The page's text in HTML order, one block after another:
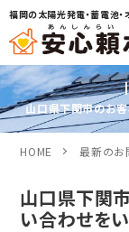
福岡の太陽光発電・蓄電池・
山口県下関市のお
HOME 最新のお
山口県下関
い合わせを